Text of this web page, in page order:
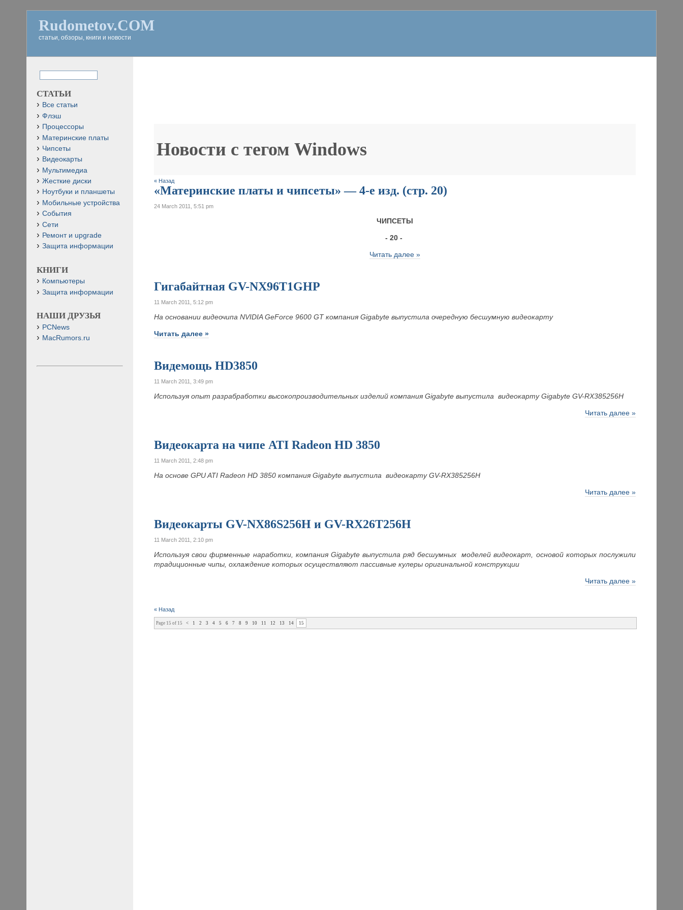
Rudometov.COM
статьи, обзоры, книги и новости
Новости с тегомWindows
« Назад
«Материнские платы и чипсеты» — 4-е изд. (стр. 20)
24 March 2011, 5:51 pm
ЧИПСЕТЫ
- 20 -
Читать далее »
Гигабайтная GV-NX96T1GHP
11 March 2011, 5:12 pm
На основании видеочипа NVIDIA GeForce 9600 GT компания Gigabyte выпустила очередную бесшумную видеокарту
Читать далее »
Видемощь HD3850
11 March 2011, 3:49 pm
Используя опыт разрабработки высокопроизводительных изделий компания Gigabyte выпустила видеокарту Gigabyte GV-RX385256H
Читать далее »
Видеокарта на чипе ATI Radeon HD 3850
11 March 2011, 2:48 pm
На основе GPU ATI Radeon HD 3850 компания Gigabyte выпустила видеокарту GV-RX385256H
Читать далее »
Видеокарты GV-NX86S256H и GV-RX26T256H
11 March 2011, 2:10 pm
Используя свои фирменные наработки, компания Gigabyte выпустила ряд бесшумных моделей видеокарт, основой которых послужили
традиционные чипы, охлаждение которых осуществляют пассивные кулеры оригинальной конструкции
Читать далее »
« Назад
Page 15 of 15 < 1 2 3 4 5 6 7 8 9 10 11 12 13 14 15
СТАТЬИ
Все статьи
Флэш
Процессоры
Материнские платы
Чипсеты
Видеокарты
Мультимедиа
Жесткие диски
Ноутбуки и планшеты
Мобильные устройства
События
Сети
Ремонт и upgrade
Защита информации
КНИГИ
Компьютеры
Защита информации
НАШИ ДРУЗЬЯ
PCNews
MacRumors.ru